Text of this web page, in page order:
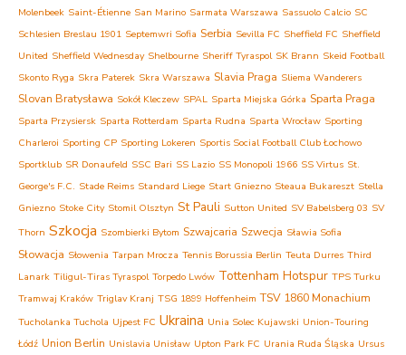
Molenbeek Saint-Étienne San Marino Sarmata Warszawa Sassuolo Calcio SC
Schlesien Breslau 1901 Septemwri Sofia Serbia Sevilla FC Sheffield FC Sheffield
United Sheffield Wednesday Shelbourne Sheriff Tyraspol SK Brann Skeid Football
Skonto Ryga Skra Paterek Skra Warszawa Slavia Praga Sliema Wanderers
Slovan Bratysława Sokół Kleczew SPAL Sparta Miejska Górka Sparta Praga
Sparta Przysiersk Sparta Rotterdam Sparta Rudna Sparta Wrocław Sporting
Charleroi Sporting CP Sporting Lokeren Sportis Social Football Club Łochowo
Sportklub SR Donaufeld SSC Bari SS Lazio SS Monopoli 1966 SS Virtus St.
George's F.C. Stade Reims Standard Liege Start Gniezno Steaua Bukareszt Stella
Gniezno Stoke City Stomil Olsztyn St Pauli Sutton United SV Babelsberg 03 SV
Thorn Szkocja Szombierki Bytom Szwajcaria Szwecja Sławia Sofia
Słowacja Słowenia Tarpan Mrocza Tennis Borussia Berlin Teuta Durres Third
Lanark Tiligul-Tiras Tyraspol Torpedo Lwów Tottenham Hotspur TPS Turku
Tramwaj Kraków Triglav Kranj TSG 1899 Hoffenheim TSV 1860 Monachium
Tucholanka Tuchola Ujpest FC Ukraina Unia Solec Kujawski Union-Touring
Łódź Union Berlin Unislavia Unisław Upton Park FC Urania Ruda Śląska Ursus